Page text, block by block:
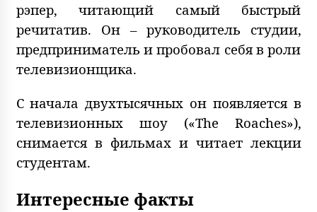
рэпер, читающий самый быстрый
речитатив. Он – руководитель студии,
предприниматель и пробовал себя в роли
телевизионщика.
С начала двухтысячных он появляется в
телевизионных шоу («The Roaches»),
снимается в фильмах и читает лекции
студентам.
Интересные факты